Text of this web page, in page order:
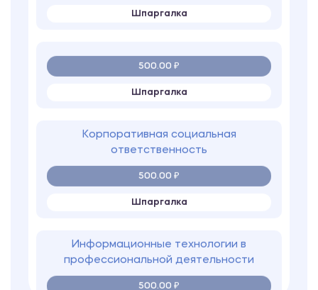
Корпоративная социальная
ответственность
Шпаргалка
Информационные технологии в
профессиональной деятельности
Шпаргалка